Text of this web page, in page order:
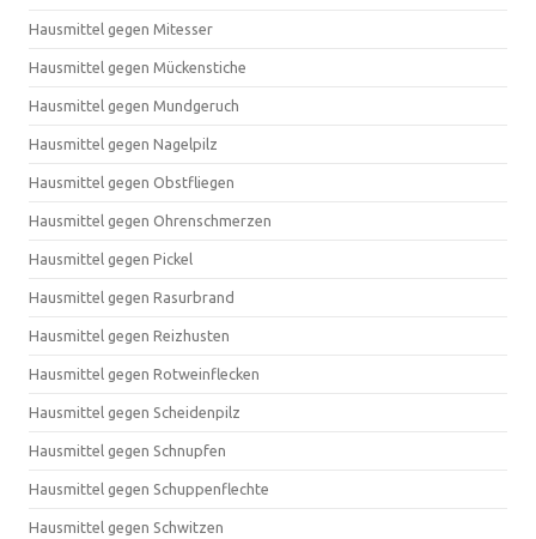
Hausmittel gegen Mitesser
Hausmittel gegen Mückenstiche
Hausmittel gegen Mundgeruch
Hausmittel gegen Nagelpilz
Hausmittel gegen Obstfliegen
Hausmittel gegen Ohrenschmerzen
Hausmittel gegen Pickel
Hausmittel gegen Rasurbrand
Hausmittel gegen Reizhusten
Hausmittel gegen Rotweinflecken
Hausmittel gegen Scheidenpilz
Hausmittel gegen Schnupfen
Hausmittel gegen Schuppenflechte
Hausmittel gegen Schwitzen